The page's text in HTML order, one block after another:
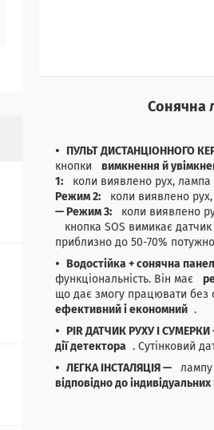
Сонячна
ПУЛЬТ ДИСТАНЦІОННОГО
кнопки вимкнення й
1: коли виявлено рух, лампа
Режим 2: коли виявлено рух,
— Режим 3: коли виявлено
кнопка SOS вимикає датчик
приблизно до 50-70%
Водостійка + сонячна
функціональність. Він має
що дає змогу працювати без
ефективний і економний .
PIR ДАТЧИК РУХУ І СУМЕРКИ
дії детектора . Сутінковий
ЛЕГКА ІНСТАЛЯЦІЯ —
відповідно до